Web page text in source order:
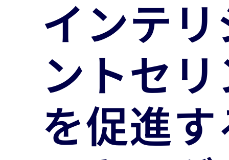
インテリ
ントセリ
を促進す